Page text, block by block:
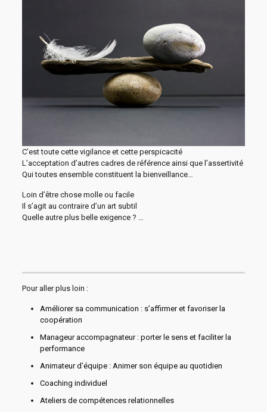
C’est toute cette vigilance et cette perspicacité
L’acceptation d’autres cadres de référence ainsi que l’assertivité
Qui toutes ensemble constituent la bienveillance…
Loin d’être chose molle ou facile
Il s’agit au contraire d’un art subtil
Quelle autre plus belle exigence ? …
Pour aller plus loin :
Améliorer sa communication : s’affirmer et favoriser la
coopération
Manageur accompagnateur : porter le sens et faciliter la
performance
Animateur d’équipe : Animer son équipe au quotidien
Coaching individuel
Ateliers de compétences relationnelles